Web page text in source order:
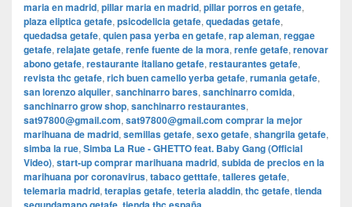
maria en madrid, pillar maria en madrid, pillar porros en getafe,
plaza eliptica getafe, psicodelicia getafe, quedadas getafe,
quedadsa getafe, quien pasa yerba en getafe, rap aleman, reggae
getafe, relajate getafe, renfe fuente de la mora, renfe getafe, renovar
abono getafe, restaurante italiano getafe, restaurantes getafe,
revista thc getafe, rich buen camello yerba getafe, rumania getafe,
san lorenzo alquiler, sanchinarro bares, sanchinarro comida,
sanchinarro grow shop, sanchinarro restaurantes,
sat97800@gmail.com, sat97800@gmail.com comprar la mejor
marihuana de madrid, semillas getafe, sexo getafe, shangrila getafe,
simba la rue, Simba La Rue - GHETTO feat. Baby Gang (Official
Video), start-up comprar marihuana madrid, subida de precios en la
marihuana por coronavirus, tabaco getttafe, talleres getafe,
telemaria madrid, terapias getafe, teteria aladdin, thc getafe, tienda